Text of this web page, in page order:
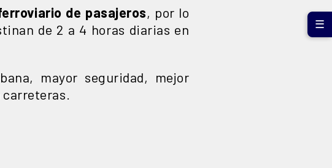
de pasajeros, por lo
de 2 a 4 horas diarias en
mayor seguridad, mejor
☰